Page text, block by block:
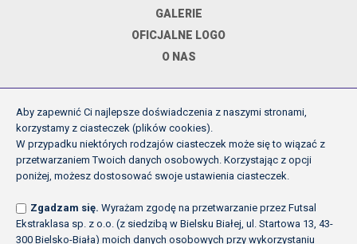
GALERIE
OFICJALNE LOGO
O NAS
DOKUMENTY
REGULAMIN ROZGRYWEK FE
INNE
POLITYKA PRYWATNOŚCI
Aby zapewnić Ci najlepsze doświadczenia z naszymi stronami,
korzystamy z ciasteczek (plików cookies).
W przypadku niektórych rodzajów ciasteczek może się to wiązać z
przetwarzaniem Twoich danych osobowych. Korzystając z opcji
poniżej, możesz dostosować swoje ustawienia ciasteczek.
Zgadzam się. Wyrażam zgodę na przetwarzanie przez Futsal
Ekstraklasa sp. z o.o. (z siedzibą w Bielsku Białej, ul. Startowa 13, 43-
300 Bielsko-Biała) moich danych osobowych przy wykorzystaniu